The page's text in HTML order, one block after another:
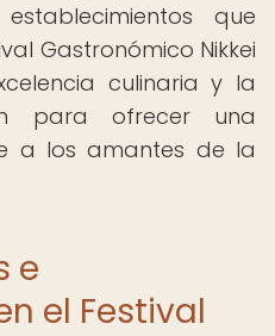
que
Gastronómico Nikkei
culinaria y la
para ofrecer una
a los amantes de la
e
el Festival